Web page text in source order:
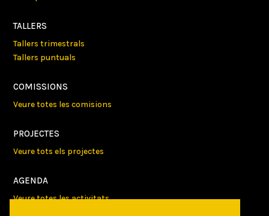
TALLERS
Tallers trimestrals
Tallers puntuals
COMISSIONS
Veure totes les comisions
PROJECTES
Veure tots els projectes
AGENDA
Veure totes les activitats